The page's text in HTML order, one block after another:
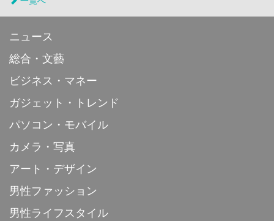
ニュース
総合・文藝
ビジネス・マネー
ガジェット・トレンド
パソコン・モバイル
カメラ・写真
アート・デザイン
男性ファッション
男性ライフスタイル